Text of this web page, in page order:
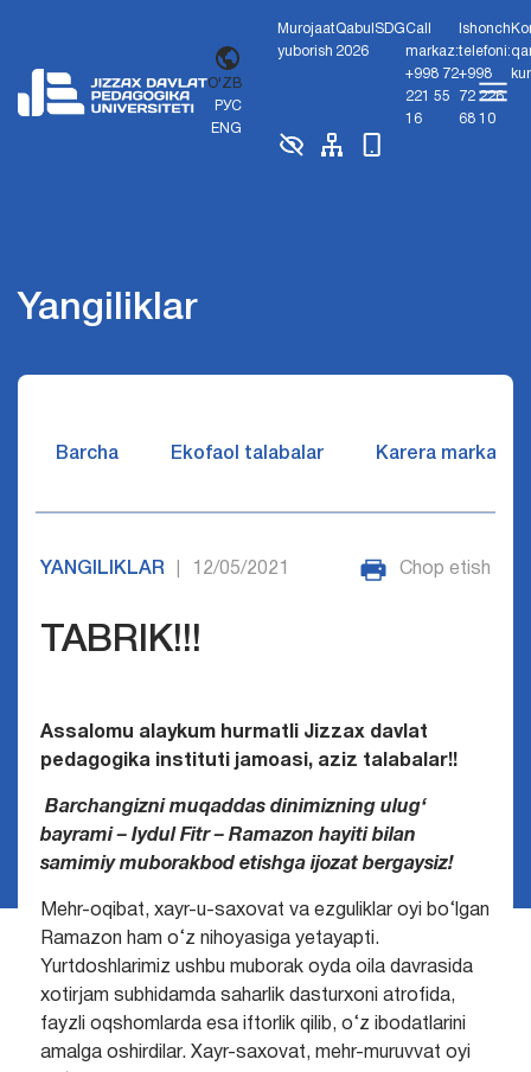
O'ZB
РУС
ENG
Murojaat
yuborish
Qabul
2026
SDGCall
markaz:
+998 72
221 55
16
Ishonch
telefoni:
+998
72 226
68 10
Yangiliklar
Barcha Ekofaol talabalar Karera markazi
YANGILIKLAR 12/05/2021 Chop etish
TABRIK!!!
Assalomu alaykum hurmatli Jizzax davlat
pedagogika instituti jamoasi, aziz talabalar!!
Barchangizni muqaddas dinimizning ulug‘
bayrami – Iydul Fitr – Ramazon hayiti bilan
samimiy muborakbod etishga ijozat bergaysiz!
Mehr-oqibat, xayr-u-saxovat va ezguliklar oyi bo‘lgan
Ramazon ham o‘z nihoyasiga yetayapti.
Yurtdoshlarimiz ushbu muborak oyda oila davrasida
xotirjam subhidamda saharlik dasturxoni atrofida,
fayzli oqshomlarda esa iftorlik qilib, o‘z ibodatlarini
amalga oshirdilar. Xayr-saxovat, mehr-muruvvat oyi